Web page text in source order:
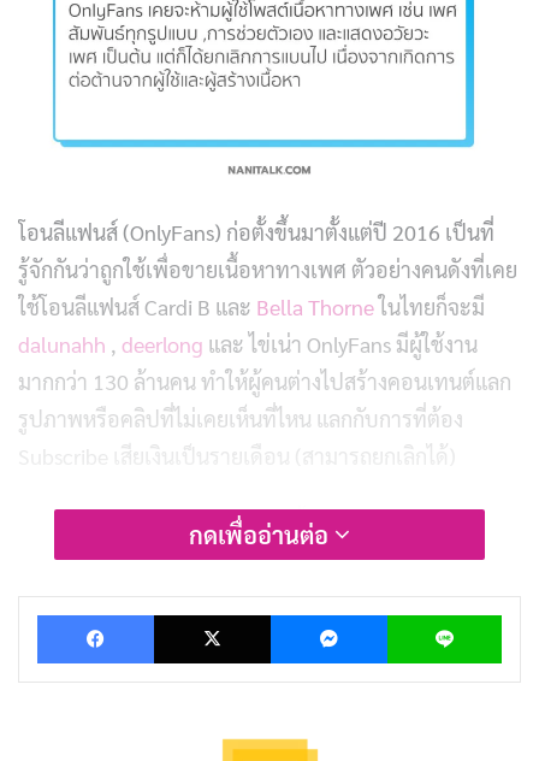
โอนลีแฟนส์ (OnlyFans) ก่อตั้งขึ้นมาตั้งแต่ปี 2016 เป็นที่
รู้จักกันว่าถูกใช้เพื่อขายเนื้อหาทางเพศ ตัวอย่างคนดังที่เคย
ใช้โอนลีแฟนส์ Cardi B และ Bella Thorneในไทยก็จะมี
dalunahh
deerlong และ ไข่เน่า OnlyFans มีผู้ใช้งาน
มากกว่า 130 ล้านคน ทำให้ผู้คนต่างไปสร้างคอนเทนต์แลก
รูปภาพหรือคลิปที่ไม่เคยเห็นที่ไหน แลกกับการที่ต้อง
Subscribe เสียเงินเป็นรายเดือน (สามารถยกเลิกได้)
OnlyFans เคยจะห้ามผู้ใช้โพสต์เนื้อหาทางเพศ เช่น เพศ
สัมพันธ์ทุกรูปแบบ ,การช่วยตัวเอง และแสดงอวัยวะเพศ
เป็นต้น แต่ก็ได้ยกเลิกการแบนไป เนื่องจากเกิดการต่อต้าน
จากผู้ใช้และผู้สร้างเนื้อหา
หรือสายเซ็กส์ครีเอเตอร์ เนื่องจาก OnlyFans อนุญาตให้ผู้
กดเพื่ออ่านต่อ
Facebook X Messenger Line